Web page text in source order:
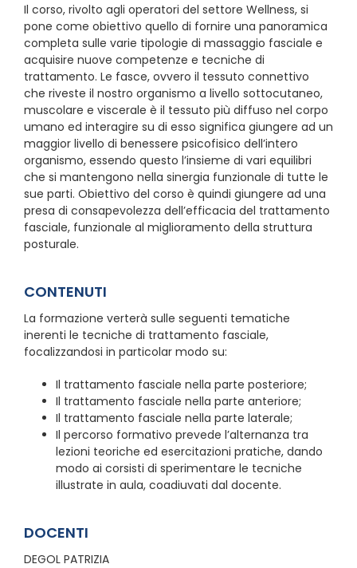
Il corso, rivolto agli operatori del settore Wellness, si
pone come obiettivo quello di fornire una panoramica
completa sulle varie tipologie di massaggio fasciale e
acquisire nuove competenze e tecniche di
trattamento. Le fasce, ovvero il tessuto connettivo
che riveste il nostro organismo a livello sottocutaneo,
muscolare e viscerale è il tessuto più diffuso nel corpo
umano ed interagire su di esso significa giungere ad un
maggior livello di benessere psicofisico dell’intero
organismo, essendo questo l’insieme di vari equilibri
che si mantengono nella sinergia funzionale di tutte le
sue parti. Obiettivo del corso è quindi giungere ad una
presa di consapevolezza dell’efficacia del trattamento
fasciale, funzionale al miglioramento della struttura
posturale.
CONTENUTI
La formazione verterà sulle seguenti tematiche
inerenti le tecniche di trattamento fasciale,
focalizzandosi in particolar modo su:
Il trattamento fasciale nella parte posteriore;
Il trattamento fasciale nella parte anteriore;
Il trattamento fasciale nella parte laterale;
Il percorso formativo prevede l’alternanza tra
lezioni teoriche ed esercitazioni pratiche, dando
modo ai corsisti di sperimentare le tecniche
illustrate in aula, coadiuvati dal docente.
DOCENTI
DEGOL PATRIZIA